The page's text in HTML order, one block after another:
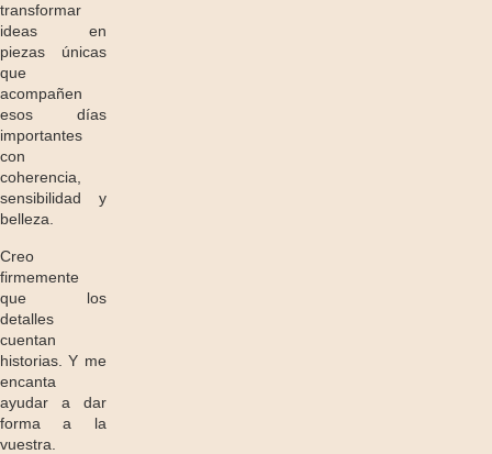
transformar
ideas en
piezas únicas
que
acompañen
esos días
importantes
con
coherencia,
sensibilidad y
belleza.
Creo
firmemente
que los
detalles
cuentan
historias. Y me
encanta
ayudar a dar
forma a la
vuestra.